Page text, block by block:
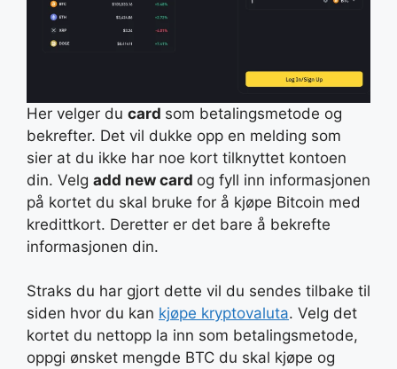
Her velger du card som betalingsmetode og
bekrefter. Det vil dukke opp en melding som
sier at du ikke har noe kort tilknyttet kontoen
din. Velg add new card og fyll inn informasjonen
på kortet du skal bruke for å kjøpe Bitcoin med
kredittkort. Deretter er det bare å bekrefte
informasjonen din.
Straks du har gjort dette vil du sendes tilbake til
siden hvor du kan kjøpe kryptovaluta. Velg det
kortet du nettopp la inn som betalingsmetode,
oppgi ønsket mengde BTC du skal kjøpe og